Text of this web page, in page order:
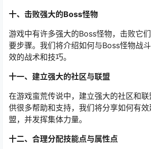
十、击败强大的Boss怪物
游戏中有许多强大的Boss怪物，击败它
要步骤。我们将介绍如何与Boss怪物战
效的战术和技巧。
十一、建立强大的社区与联盟
在游戏蛮荒传说中，建立强大的社区和
供很多帮助和支持，我们将分享如何有
盟，并发挥集体力量。
十二、合理分配技能点与属性点